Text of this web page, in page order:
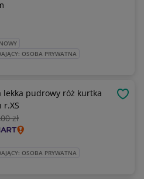
OSOBA PRYWATNA
lekka pudrowy róż kurtka
r.XS
zł
OSOBA PRYWATNA